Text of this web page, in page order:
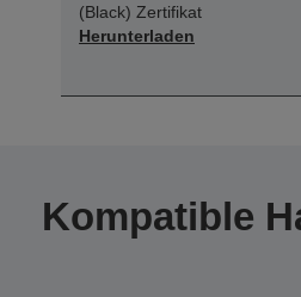
(Black) Zertifikat
Herunterladen
Kompatible